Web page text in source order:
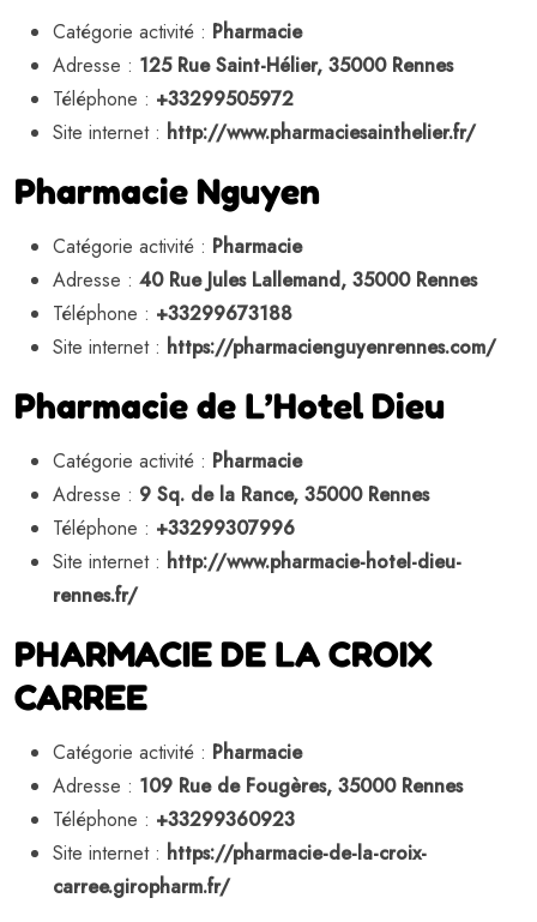
Catégorie activité : Pharmacie
Adresse : 125 Rue Saint-Hélier, 35000 Rennes
Téléphone : +33299505972
Site internet : http://www.pharmaciesainthelier.fr/
Pharmacie Nguyen
Catégorie activité : Pharmacie
Adresse : 40 Rue Jules Lallemand, 35000 Rennes
Téléphone : +33299673188
Site internet : https://pharmacienguyenrennes.com/
Pharmacie de L’Hotel Dieu
Catégorie activité : Pharmacie
Adresse : 9 Sq. de la Rance, 35000 Rennes
Téléphone : +33299307996
Site internet : http://www.pharmacie-hotel-dieu-
rennes.fr/
PHARMACIE DE LA CROIX
CARREE
Catégorie activité : Pharmacie
Adresse : 109 Rue de Fougères, 35000 Rennes
Téléphone : +33299360923
Site internet : https://pharmacie-de-la-croix-
carree.giropharm.fr/